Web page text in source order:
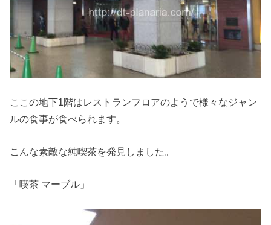
ここの地下1階はレストランフロアのようで様々なジャン
ルの食事が食べられます。
こんな素敵な純喫茶を発見しました。
「喫茶 マーブル」